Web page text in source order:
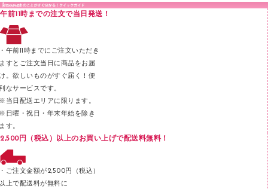
Ｚ式ファイル
２穴リフィル・２穴インデックス
印章用品
ラベル類
メンディングテープ
メッシュケース／ペンケース
フロアケース
ブックエンド／ブックスタンド
パンチ
午前11時までの注文で当日発送！
午前11時までにご注文いただき
すとご注文当日に商品をお届
。欲しいものがすぐ届く！便
なサービスです。
当日配送エリアに限ります。
日曜・祝日・年末年始を除き
す。
2,500円（税込）以上のお買い上げで配送料無料！
ご注文金額が2,500円（税込）
上で配送料が無料に